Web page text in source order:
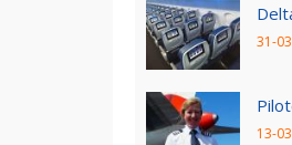
31-
13-